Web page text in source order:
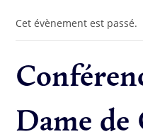
Cet évènement est passé.
Dame de